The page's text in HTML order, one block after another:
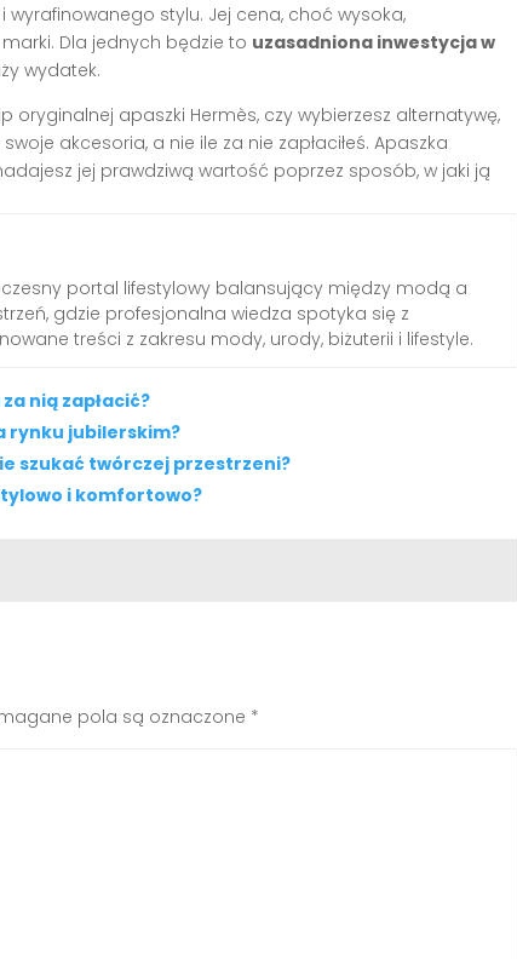
stylu. Jej cena, choć wysoka,
Dla jednych będzie to uzasadniona inwestycja w
wydatek.
oryginalnej apaszki Hermès, czy wybierzesz alternatywę,
akcesoria, a nie ile za nie zapłaciłeś. Apaszka
jej prawdziwą wartość poprzez sposób, w jaki ją
portal lifestylowy balansujący między modą a
gdzie profesjonalna wiedza spotyka się z
treści z zakresu mody, urody, biżuterii i lifestyle.
nią zapłacić?
rynku jubilerskim?
szukać twórczej przestrzeni?
i komfortowo?
pola są oznaczone *